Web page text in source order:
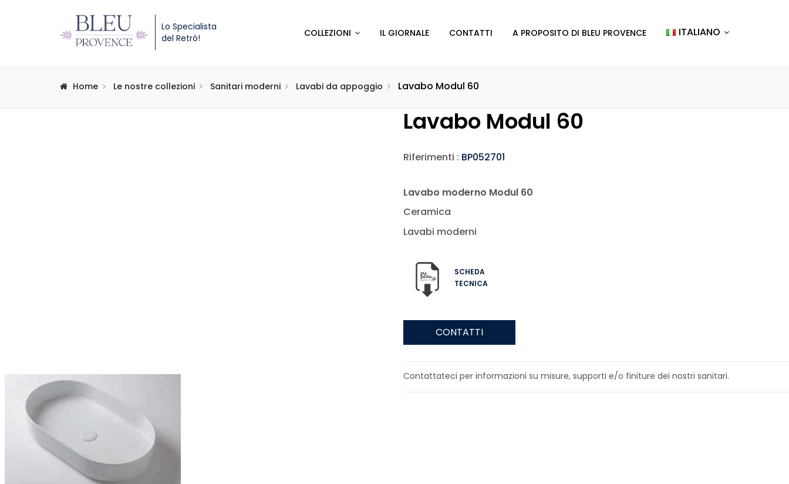
Lo Specialista
del Retrò!
COLLEZIONI IL GIORNALE CONTATTI A PROPOSITO DI BLEU PROVENCE ITALIANO
Home Le nostre collezioni Sanitari moderni Lavabi da appoggio Lavabo Modul 60
Lavabo Modul 60
Riferimenti : BP052701
Lavabo moderno Modul 60
Ceramica
Lavabi moderni
SCHEDA
TECNICA
CONTATTI
Contattateci per informazioni su misure, supporti e/o finiture dei nostri sanitari.